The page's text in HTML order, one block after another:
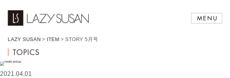
LAZY SUSAN > ITEM > STORY 5月号
2021.04.01